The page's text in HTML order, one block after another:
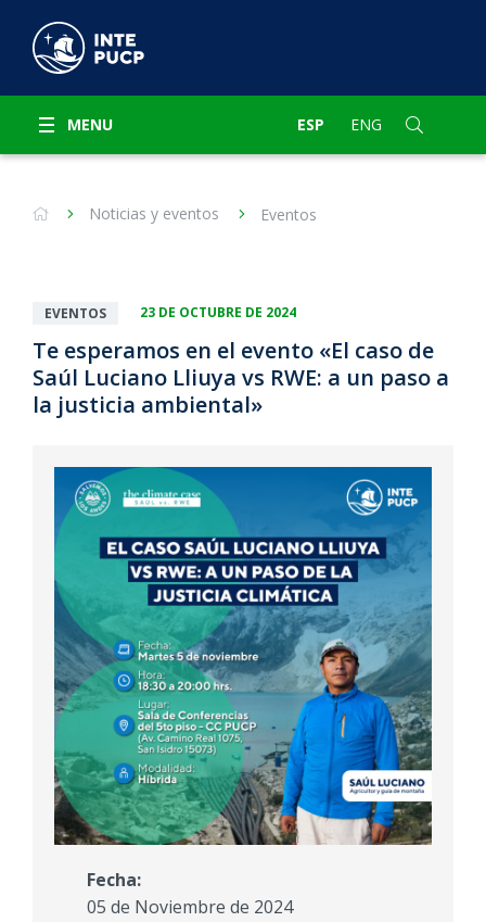
MENU ESP ENG
Noticias y eventos Eventos
EVENTOS 23 DE OCTUBRE DE 2024
Te esperamos en el evento «El caso de
Saúl Luciano Lliuya vs RWE: a un paso a
la justicia ambiental»
Fecha:
05 de Noviembre de 2024